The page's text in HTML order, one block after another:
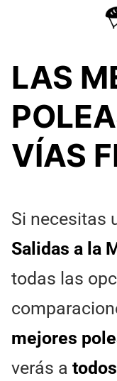
LAS
VÍAS
Si necesitas
Salidas a la
todas las
mejores
verás a